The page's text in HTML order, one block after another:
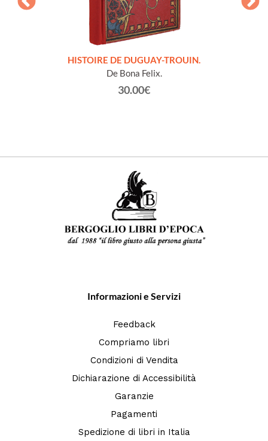
HISTOIRE DE DUGUAY-TROUIN.
De Bona Felix.
30.00€
Informazioni e Servizi
Feedback
Compriamo libri
Condizioni di Vendita
Dichiarazione di Accessibilità
Garanzie
Pagamenti
Spedizione di libri in Italia